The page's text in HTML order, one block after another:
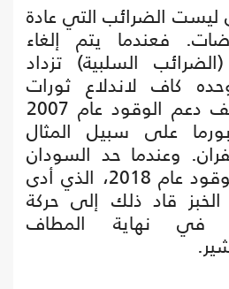
ليست الضرائب التي عادة
فعندما يتم إلغاء
السلبية) تزداد
كاف لاندلاع ثورات
قوية. فعندما توقف دعم الوقود عام 2007
على سبيل المثال
وعندما حد السودان
من دعم القمح والوقود عام 2018، الذي أدى
الخبز قاد ذلك إلى حركة
في نهاية المطاف